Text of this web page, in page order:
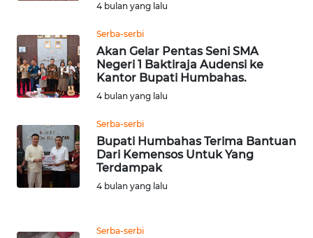
4 bulan yang lalu
Serba-serbi
Akan Gelar Pentas Seni SMA
Negeri 1 Baktiraja Audensi ke
Kantor Bupati Humbahas.
4 bulan yang lalu
Serba-serbi
Bupati Humbahas Terima Bantuan
Dari Kemensos Untuk Yang
Terdampak
4 bulan yang lalu
Serba-serbi
WN
BINTAN
MANDALIKA
WN
LIKUPANG
LABUANBAJO